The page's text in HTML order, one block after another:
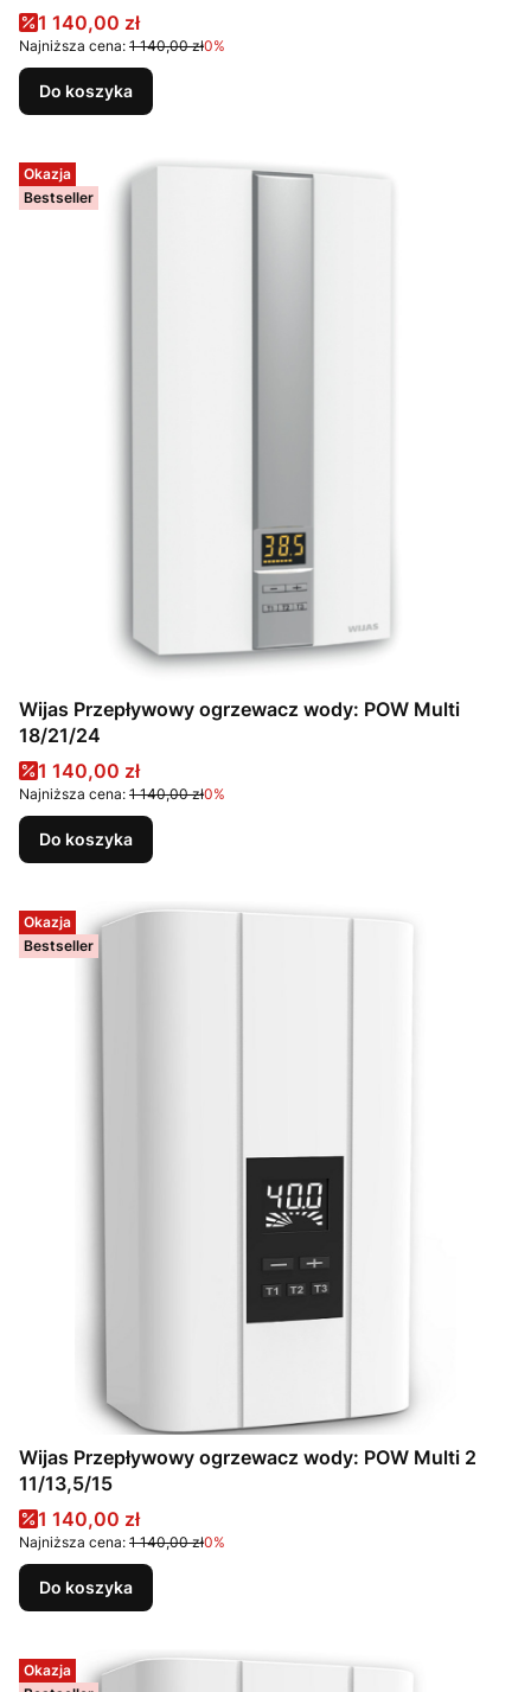
Cena promocyjna
1 140,00 zł
Najniższa cena: 1 140,00 zł0%
Do koszyka
Okazja
Bestseller
Wijas Przepływowy ogrzewacz wody: POW Multi
18/21/24
Cena promocyjna
1 140,00 zł
Najniższa cena: 1 140,00 zł0%
Do koszyka
Okazja
Bestseller
Wijas Przepływowy ogrzewacz wody: POW Multi 2
11/13,5/15
Cena promocyjna
1 140,00 zł
Najniższa cena: 1 140,00 zł0%
Do koszyka
Okazja